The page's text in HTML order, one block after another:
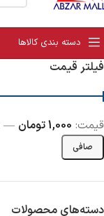
دسته بندی کالاها
فیلتر قیمت
صافی
قيمت: 1,000 تومان —
دسته‌های محصولات